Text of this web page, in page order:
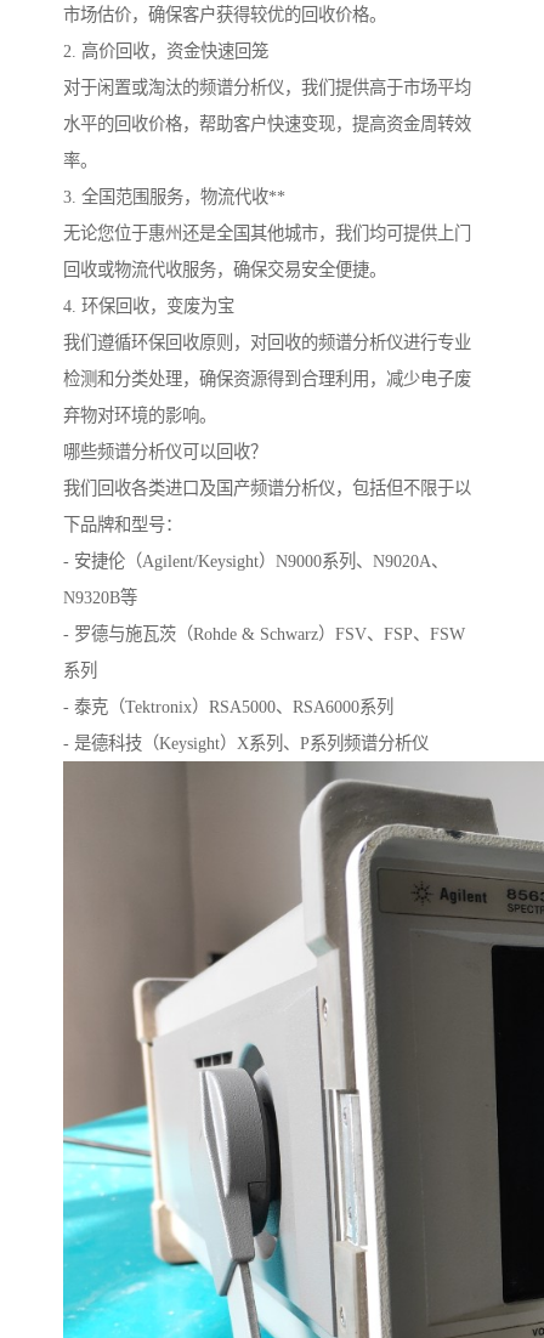
市场估价，确保客户获得较优的回收价格。
2. 高价回收，资金快速回笼
对于闲置或淘汰的频谱分析仪，我们提供高于市场平均
水平的回收价格，帮助客户快速变现，提高资金周转效
率。
3. 全国范围服务，物流代收**
无论您位于惠州还是全国其他城市，我们均可提供上门
回收或物流代收服务，确保交易安全便捷。
4. 环保回收，变废为宝
我们遵循环保回收原则，对回收的频谱分析仪进行专业
检测和分类处理，确保资源得到合理利用，减少电子废
弃物对环境的影响。
哪些频谱分析仪可以回收？
我们回收各类进口及国产频谱分析仪，包括但不限于以
下品牌和型号：
- 安捷伦（Agilent/Keysight）N9000系列、N9020A、
N9320B等
- 罗德与施瓦茨（Rohde & Schwarz）FSV、FSP、FSW
系列
- 泰克（Tektronix）RSA5000、RSA6000系列
- 是德科技（Keysight）X系列、P系列频谱分析仪